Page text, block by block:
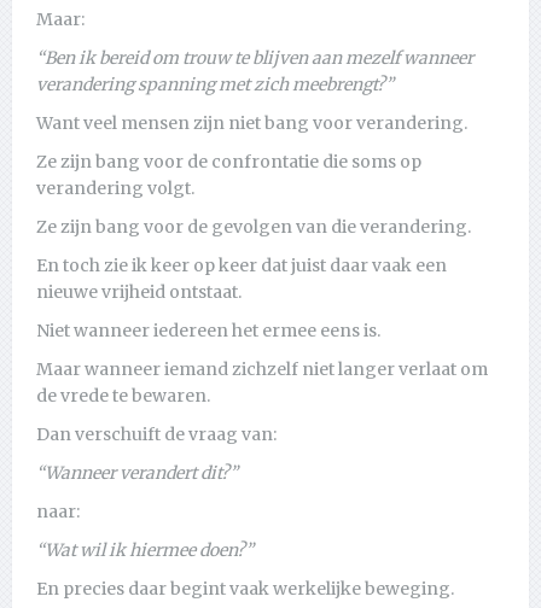
Maar:
“Ben ik bereid om trouw te blijven aan mezelf wanneer
verandering spanning met zich meebrengt?”
Want veel mensen zijn niet bang voor verandering.
Ze zijn bang voor de confrontatie die soms op
verandering volgt.
Ze zijn bang voor de gevolgen van die verandering.
En toch zie ik keer op keer dat juist daar vaak een
nieuwe vrijheid ontstaat.
Niet wanneer iedereen het ermee eens is.
Maar wanneer iemand zichzelf niet langer verlaat om
de vrede te bewaren.
Dan verschuift de vraag van:
“Wanneer verandert dit?”
naar:
“Wat wil ik hiermee doen?”
En precies daar begint vaak werkelijke beweging.